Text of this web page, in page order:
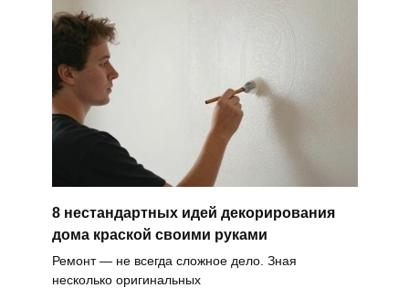
8 нестандартных идей декорирования
дома краской своими руками
Ремонт — не всегда сложное дело. Зная
несколько оригинальных